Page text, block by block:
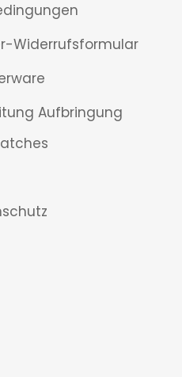
Widerrufsformular
Aufbringung